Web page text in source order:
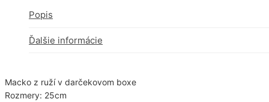
RUŽOVÝ
Popis
Ďalšie informácie
Macko z ruží v darčekovom boxe
Rozmery: 25cm